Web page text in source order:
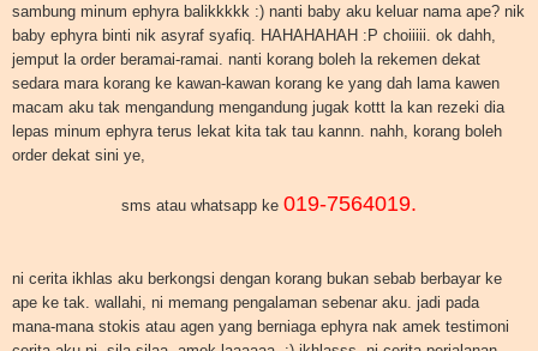
sambung minum ephyra balikkkkk :) nanti baby aku keluar nama ape? nik
baby ephyra binti nik asyraf syafiq. HAHAHAHAH :P choiiiii. ok dahh,
jemput la order beramai-ramai. nanti korang boleh la rekemen dekat
sedara mara korang ke kawan-kawan korang ke yang dah lama kawen
macam aku tak mengandung mengandung jugak kottt la kan rezeki dia
lepas minum ephyra terus lekat kita tak tau kannn. nahh, korang boleh
order dekat sini ye,
sms atau whatsapp ke 019-7564019.
ni cerita ikhlas aku berkongsi dengan korang bukan sebab berbayar ke
ape ke tak. wallahi, ni memang pengalaman sebenar aku. jadi pada
mana-mana stokis atau agen yang berniaga ephyra nak amek testimoni